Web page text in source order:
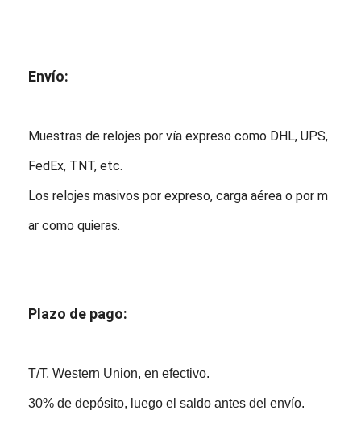
Envío:
Muestras de relojes por vía expreso como DHL, UPS,
FedEx, TNT, etc.
Los relojes masivos por expreso, carga aérea o por m
ar como quieras.
Plazo de pago:
T/T, Western Union, en efectivo.
30% de depósito, luego el saldo antes del envío.